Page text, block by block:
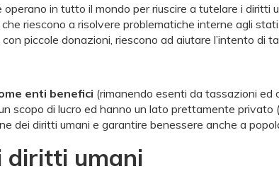
in tutto il mondo per riuscire a tutelare i
riescono a risolvere problematiche interne agli
piccole donazioni, riescono ad aiutare l’intento di
enti benefici (rimanendo esenti da tassazioni ed
scopo di lucro ed hanno un lato prettamente
dei diritti umani e garantire benessere anche a
diritti umani